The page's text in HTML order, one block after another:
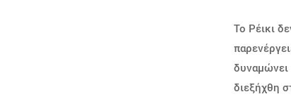
Το Ρέικι
δυναμώνει
διεξήχθη